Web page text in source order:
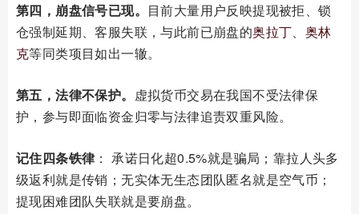
第四，崩盘信号已现。 目前大量用户反映提现被拒、锁
仓强制延期、客服失联，与此前已崩盘的奥拉丁、 奥林
克等同类项目如出一辙。
第五，法律不保护。 虚拟货币交易在我国不受法律保
护，参与即面临资金归零与法律追责双重风险。
记住四条铁律： 承诺日化超0.5%就是骗局；靠拉人头多
级返利就是传销；无实体无生态团队匿名就是空气币；
提现困难团队失联就是要崩盘。